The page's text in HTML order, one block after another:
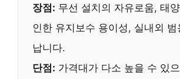
장점: 무선 설치의 자유로움, 태
인한 유지보수 용이성, 실내외 범
납니다.
단점: 가격대가 다소 높을 수 있